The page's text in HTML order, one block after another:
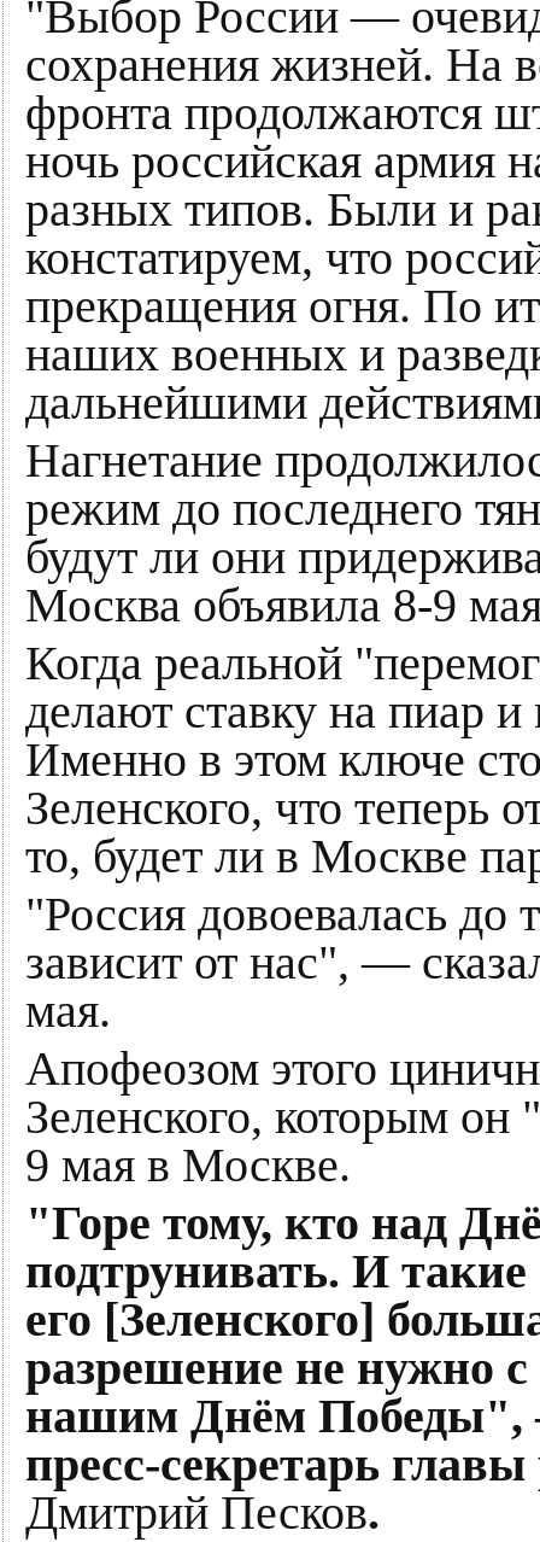
"Выбор России —
сохранения жизней. На
фронта продолжаются
ночь российская армия
разных типов. Были и
констатируем, что
прекращения огня. По
наших военных и
дальнейшими
Нагнетание
режим до последнего
будут ли они
Москва объявила 8-9
Когда реальной
делают ставку на пиар
Именно в этом ключе
Зеленского, что теперь
то, будет ли в Москве
"Россия довоевалась до
зависит от нас", —
мая.
Апофеозом этого
Зеленского, которым он
9 мая в Москве.
"Горе тому, кто над
подтрунивать. И
его [Зеленского]
разрешение не нужно
нашим Днём Победы",
пресс-секретарь главы
Дмитрий Песков.